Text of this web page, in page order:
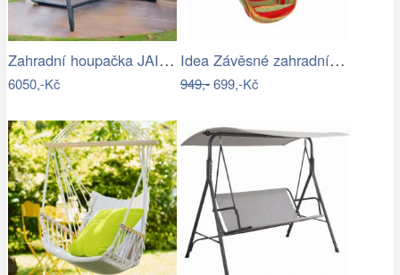
Zahradní houpačka JAIRA Tempo Kondela
6050,-Kč
Idea Závěsné zahradní křeslo červené…
949,-699,-Kč